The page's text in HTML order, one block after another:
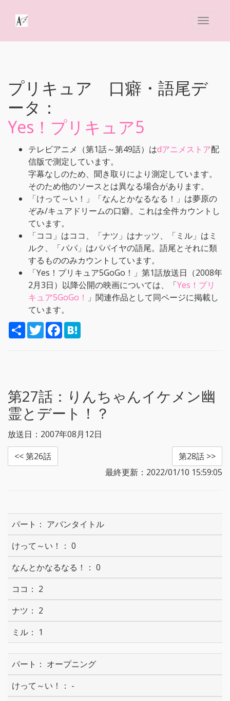
プリキュア 口癖・語尾デ
ータ：
Yes！プリキュア5
テレビアニメ（第1話～第49話）はdアニメストア配
信版で測定しています。
字幕なしのため、聞き取りにより測定しています。
そのため他のソースとは異なる場合があります。
「けって～い！」「なんとかなるなる！」は夢原の
ぞみ/キュアドリームの口癖。これは全件カウントし
ています。
「ココ」はココ、「ナツ」はナッツ、「ミル」はミ
ルク、「パパ」はパパイヤの語尾。語尾とそれに類
するもののみカウントしています。
「Yes！プリキュア5GoGo！」第1話放送日（2008年
2月3日）以降公開の映画については、「Yes！プリ
キュア5GoGo！ 」関連作品として同ページに掲載し
ています。
S
h
T
w
F
a
第27話： りんちゃんイケメン幽
霊とデート！？
放送日：2007年08月12日
<< 第26話
第28話 >>
最終更新：2022/01/10 15:59:05
アバンタイトル
0
0
2
2
1
オープニング
-